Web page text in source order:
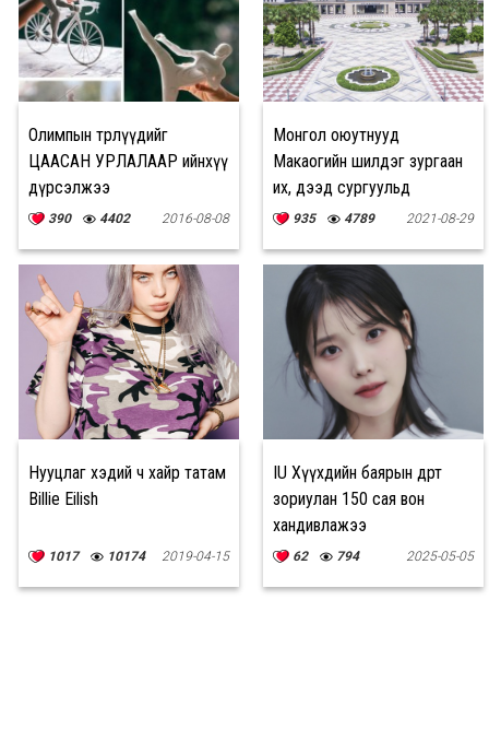
Олимпын төрлүүдийг
ЦААСАН УРЛАЛААР ийнхүү
дүрсэлжээ
390 4402 2016-08-08
Монгол оюутнууд
Макаогийн шилдэг зургаан
их, дээд сургуульд
тэтгэлгээр суралцах
935 4789 2021-08-29
Нууцлаг хэдий ч хайр татам
Billie Eilish
1017 10174 2019-04-15
IU Хүүхдийн баярын өдөрт
зориулан 150 сая вон
хандивлажээ
62 794 2025-05-05